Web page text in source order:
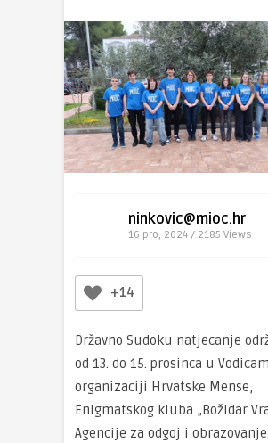
ninkovic@mioc.hr
16 pro, 2024 / 2185 Views
+14
Državno Sudoku natjecanje
od 13. do 15. prosinca u
organizaciji Hrvatske Mense,
Enigmatskog kluba „Božidar
Agencije za odgoj i obrazovanje.